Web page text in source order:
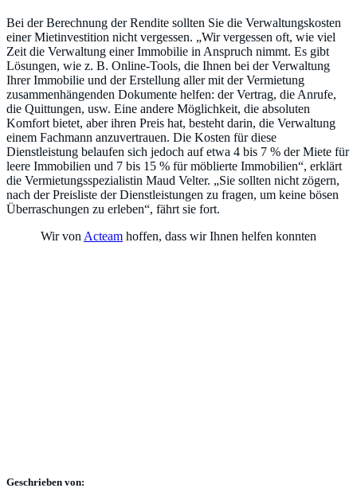
Bei der Berechnung der Rendite sollten Sie die Verwaltungskosten
einer Mietinvestition nicht vergessen. „Wir vergessen oft, wie viel
Zeit die Verwaltung einer Immobilie in Anspruch nimmt. Es gibt
Lösungen, wie z. B. Online-Tools, die Ihnen bei der Verwaltung
Ihrer Immobilie und der Erstellung aller mit der Vermietung
zusammenhängenden Dokumente helfen: der Vertrag, die Anrufe,
die Quittungen, usw. Eine andere Möglichkeit, die absoluten
Komfort bietet, aber ihren Preis hat, besteht darin, die Verwaltung
einem Fachmann anzuvertrauen. Die Kosten für diese
Dienstleistung belaufen sich jedoch auf etwa 4 bis 7 % der Miete für
leere Immobilien und 7 bis 15 % für möblierte Immobilien“, erklärt
die Vermietungsspezialistin Maud Velter. „Sie sollten nicht zögern,
nach der Preisliste der Dienstleistungen zu fragen, um keine bösen
Überraschungen zu erleben“, fährt sie fort.
Wir von Acteam hoffen, dass wir Ihnen helfen konnten
Geschrieben von: